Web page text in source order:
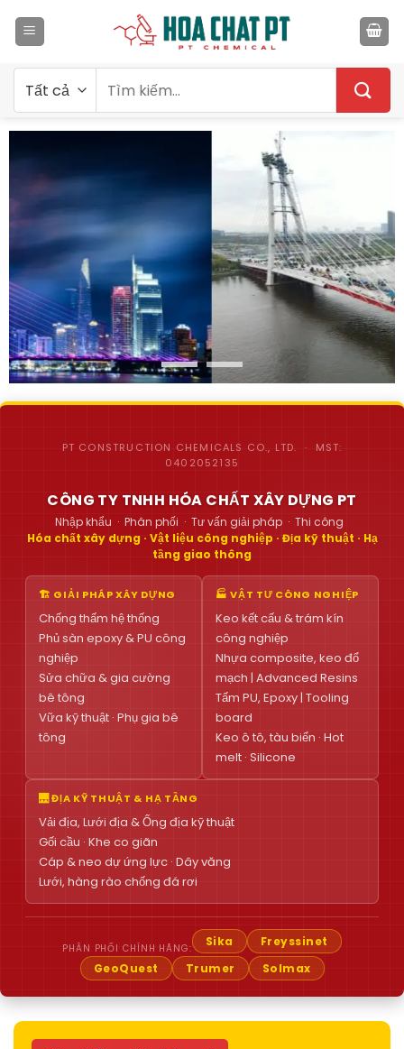
qua
kiếm:
PT CONSTRUCTION CHEMICALS CO., LTD. · MST:
0402052135
CÔNG TY TNHH HÓA CHẤT XÂY DỰNG PT
Nhập khẩu · Phân phối · Tư vấn giải pháp · Thi công
Hóa chất xây dựng · Vật liệu công nghiệp · Địa kỹ thuật · Hạ
tầng giao thông
🏗 GIẢI PHÁP XÂY DỰNG
Chống thấm hệ thống
Phủ sàn epoxy & PU công
nghiệp
Sửa chữa & gia cường
bê tông
Vữa kỹ thuật · Phụ gia bê
tông
🏭 VẬT TƯ CÔNG NGHIỆP
Keo kết cấu & trám kín
công nghiệp
Nhựa composite, keo đổ
mạch | Advanced Resins
Tấm PU, Epoxy | Tooling
board
Keo ô tô, tàu biển · Hot
melt · Silicone
🌉 ĐỊA KỸ THUẬT & HẠ TẦNG
Vải địa, Lưới địa & Ống địa kỹ thuật
Gối cầu · Khe co giãn
Cáp & neo dự ứng lực · Dây văng
Lưới, hàng rào chống đá rơi
PHÂN PHỐI CHÍNH HÃNG: Sika
Freyssinet
GeoQuest
Trumer Solmax